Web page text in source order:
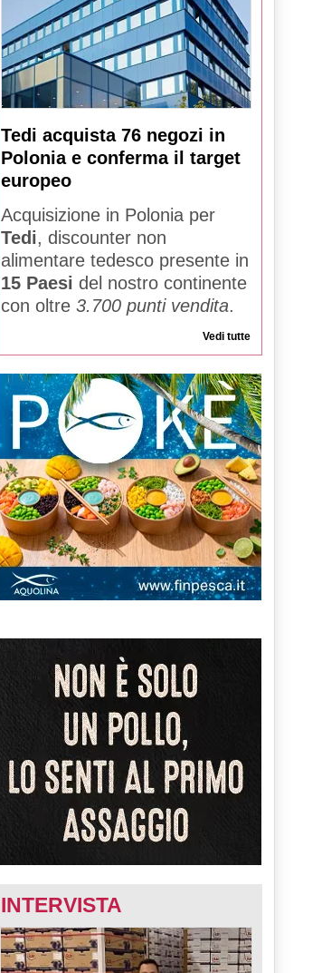
Tedi acquista 76 negozi in
Polonia e conferma il target
europeo
Acquisizione in Polonia per
Tedi, discounter non
alimentare tedesco presente in
15 Paesi del nostro continente
con oltre 3.700 punti vendita.
Vedi tutte
INTERVISTA